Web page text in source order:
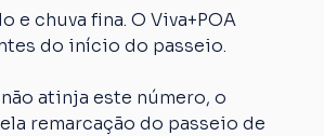
chuva fina. O Viva+POA
do início do passeio.
atinja este número, o
remarcação do passeio de